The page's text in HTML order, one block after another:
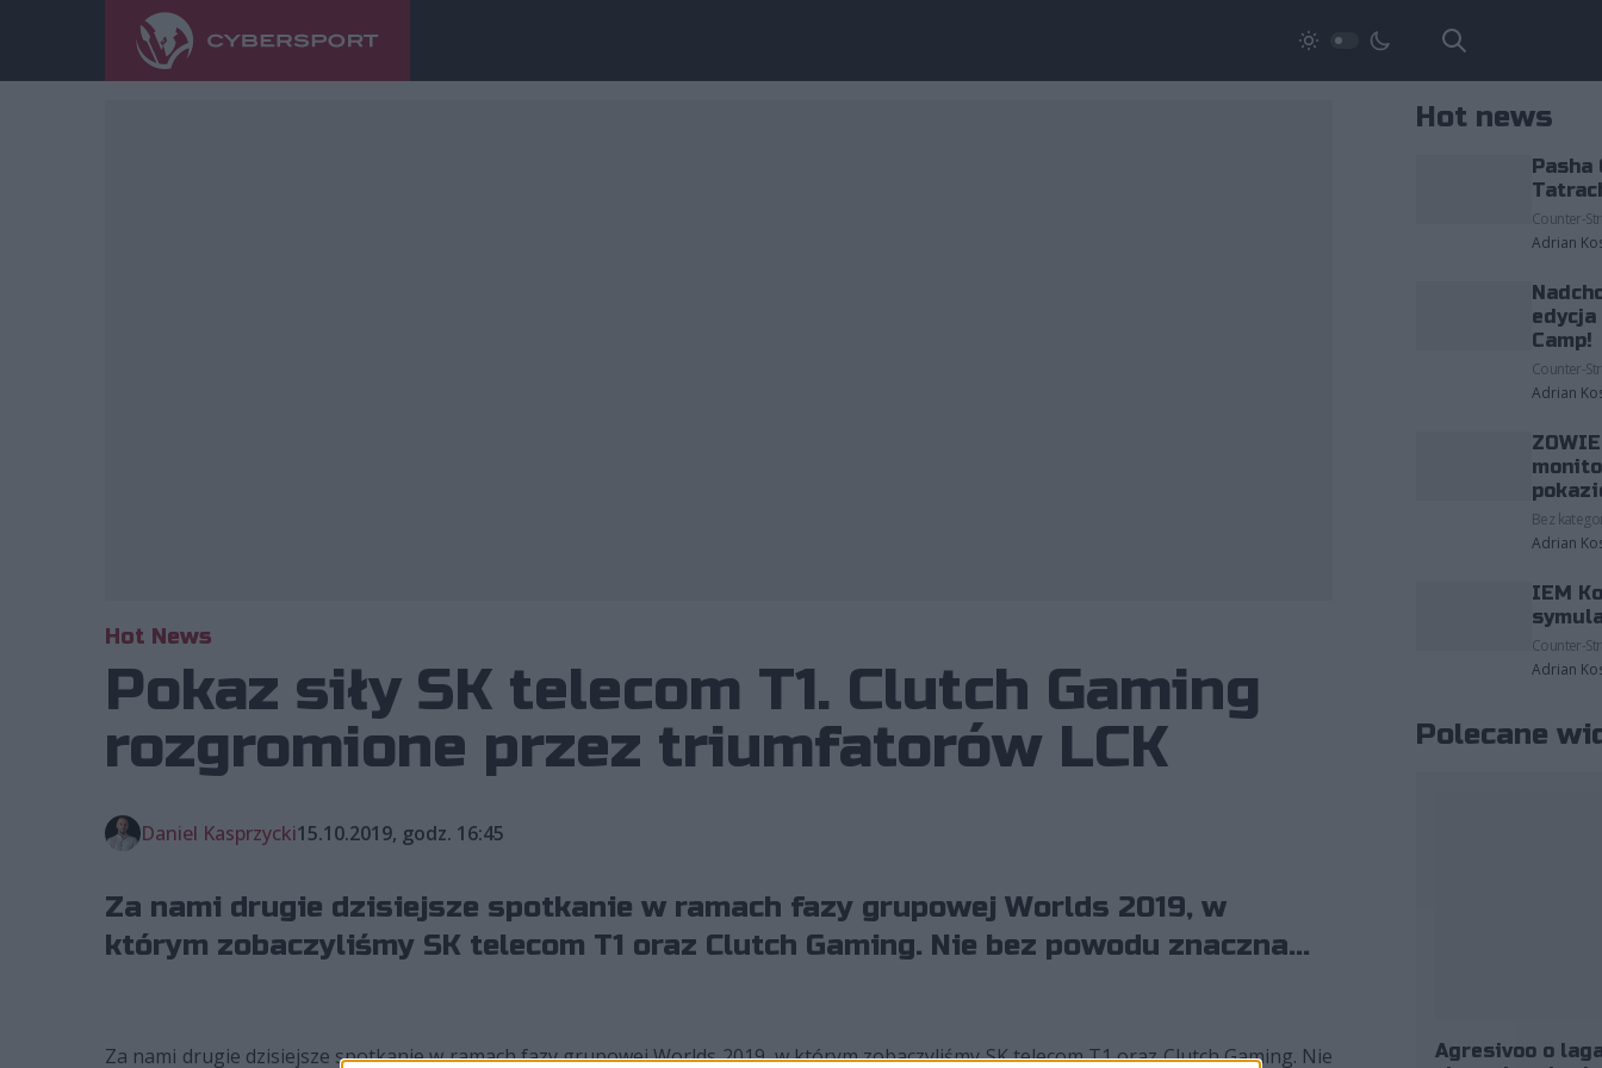
Hot News
Pokaz siły SK telecom T1. Clutch Gaming
rozgromione przez triumfatorów LCK
Daniel Kasprzycki15.10.2019, godz. 16:45
Za nami drugie dzisiejsze spotkanie w ramach fazy grupowej Worlds 2019, w
którym zobaczyliśmy SK telecom T1 oraz Clutch Gaming. Nie bez powodu znaczna...
Za nami drugie dzisiejsze spotkanie w ramach fazy grupowej Worlds 2019, w którym zobaczyliśmy SK telecom T1 oraz Clutch Gaming. Nie
Hot news
Pasha
Counter-
Adrian
edycja
Camp!
Counter-
Adrian
Bez
Adrian
IEM
Counter-
Adrian
Polecane
Agresivoo o